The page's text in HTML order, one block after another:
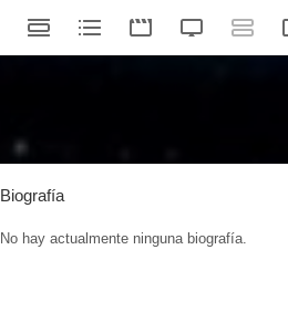
Biografía
No hay actualmente ninguna biografía.